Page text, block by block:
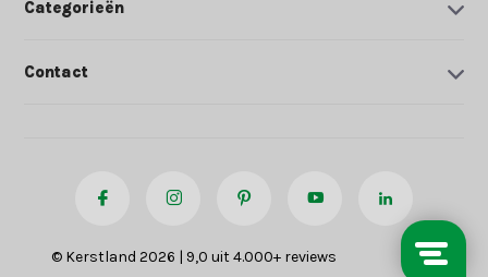
Categorieën
Contact
© Kerstland 2026 | 9,0 uit 4.000+ reviews